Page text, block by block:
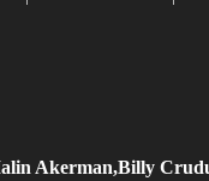
Akerman,Billy